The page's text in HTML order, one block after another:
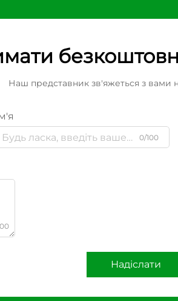
Наш представник зв'яжеться з вами
0/100
Надіслати